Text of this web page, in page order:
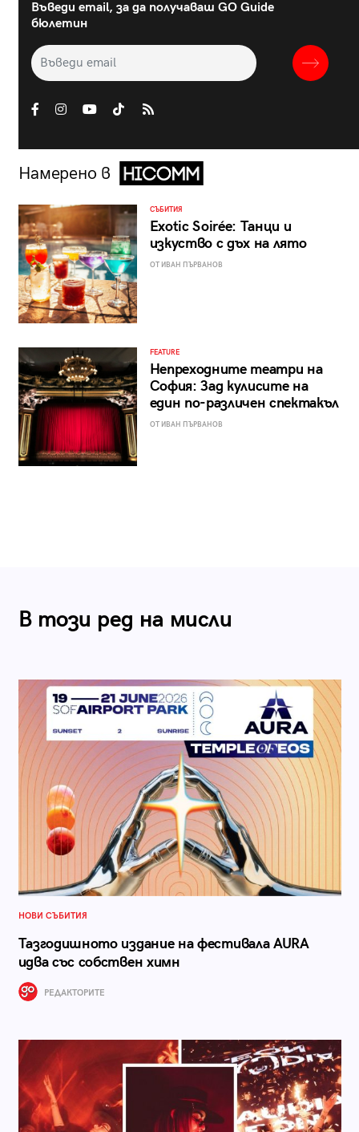
Въведи email, за да получаваш GO Guide
бюлетин
Намерено в
СЪБИТИЯ
Exotic Soirée: Танци и
изкуство с дъх на лято
ОТ ИВАН ПЪРВАНОВ
FEATURE
Непреходните театри на
София: Зад кулисите на
един по-различен спектакъл
ОТ ИВАН ПЪРВАНОВ
В този ред на мисли
НОВИ СЪБИТИЯ
Тазгодишното издание на фестивала AURA
идва със собствен химн
РЕДАКТОРИТЕ